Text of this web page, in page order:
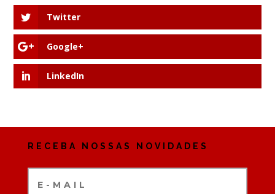
Twitter
Google+
LinkedIn
RECEBA NOSSAS NOVIDADES